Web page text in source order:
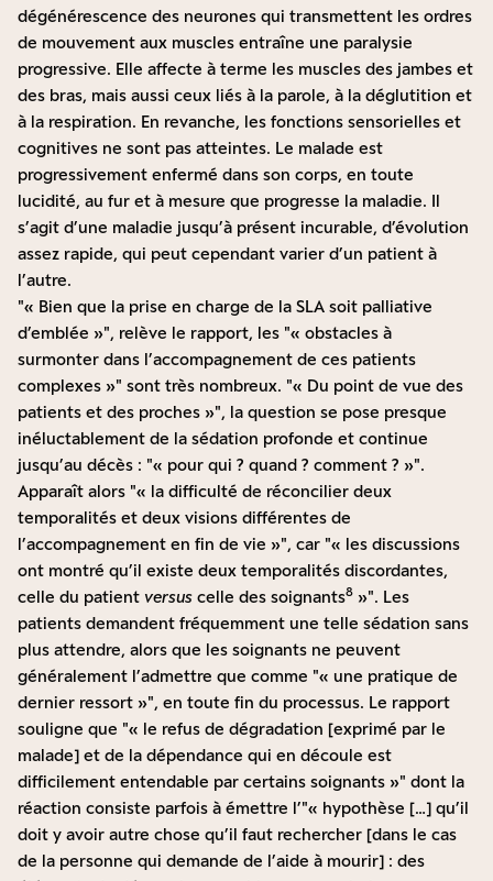
dégénérescence des neurones qui transmettent les ordres
de mouvement aux muscles entraîne une paralysie
progressive. Elle affecte à terme les muscles des jambes et
des bras, mais aussi ceux liés à la parole, à la déglutition et
à la respiration. En revanche, les fonctions sensorielles et
cognitives ne sont pas atteintes. Le malade est
progressivement enfermé dans son corps, en toute
lucidité, au fur et à mesure que progresse la maladie. Il
s’agit d’une maladie jusqu’à présent incurable, d’évolution
assez rapide, qui peut cependant varier d’un patient à
l’autre.
« Bien que la prise en charge de la SLA soit palliative
d’emblée » , relève le rapport, les « obstacles à
surmonter dans l’accompagnement de ces patients
complexes » sont très nombreux.
« Du point de vue des
patients et des proches » , la question se pose presque
inéluctablement de la sédation profonde et continue
jusqu’au décès :
« pour qui ? quand ? comment ? » .
Apparaît alors « la difficulté de réconcilier deux
temporalités et deux visions différentes de
l’accompagnement en fin de vie » , car « les discussions
ont montré qu’il existe deux temporalités discordantes,
celle du patient versus celle des soignants8 » . Les
patients demandent fréquemment une telle sédation sans
plus attendre, alors que les soignants ne peuvent
généralement l’admettre que comme
« une pratique de
dernier ressort » , en toute fin du processus. Le rapport
souligne que
« le refus de dégradation [exprimé par le
malade] et de la dépendance qui en découle est
difficilement entendable par certains soignants » dont la
réaction consiste parfois à émettre l’ « hypothèse […] qu’il
doit y avoir autre chose qu’il faut rechercher [dans le cas
de la personne qui demande de l’aide à mourir] : des